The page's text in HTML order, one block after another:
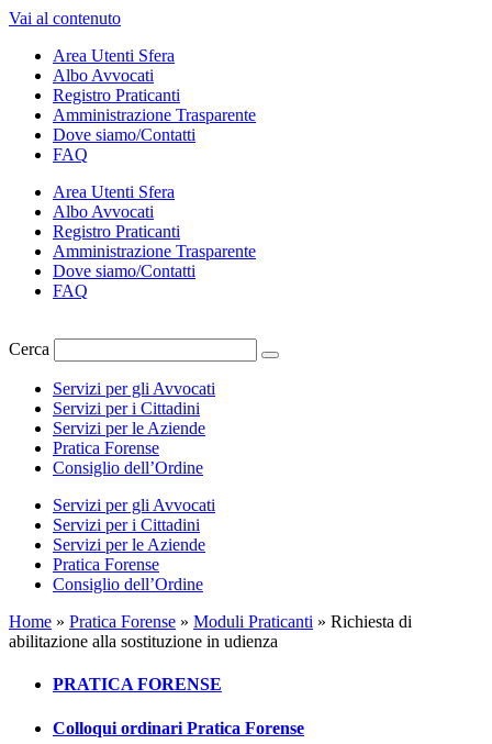
Vai al contenuto
Area Utenti Sfera
Albo Avvocati
Registro Praticanti
Amministrazione Trasparente
Dove siamo/Contatti
FAQ
Area Utenti Sfera
Albo Avvocati
Registro Praticanti
Amministrazione Trasparente
Dove siamo/Contatti
FAQ
Cerca
Servizi per gli Avvocati
Servizi per i Cittadini
Servizi per le Aziende
Pratica Forense
Consiglio dell’Ordine
Servizi per gli Avvocati
Servizi per i Cittadini
Servizi per le Aziende
Pratica Forense
Consiglio dell’Ordine
Home » Pratica Forense » Moduli Praticanti » Richiesta di
abilitazione alla sostituzione in udienza
PRATICA FORENSE
Colloqui ordinari Pratica Forense